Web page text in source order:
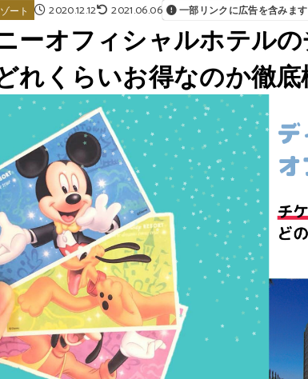
ート 2020.12.12 2021.06.06 一部リンクに広告を含みます
ーオフィシャルホテル
れくらいお得なのか徹